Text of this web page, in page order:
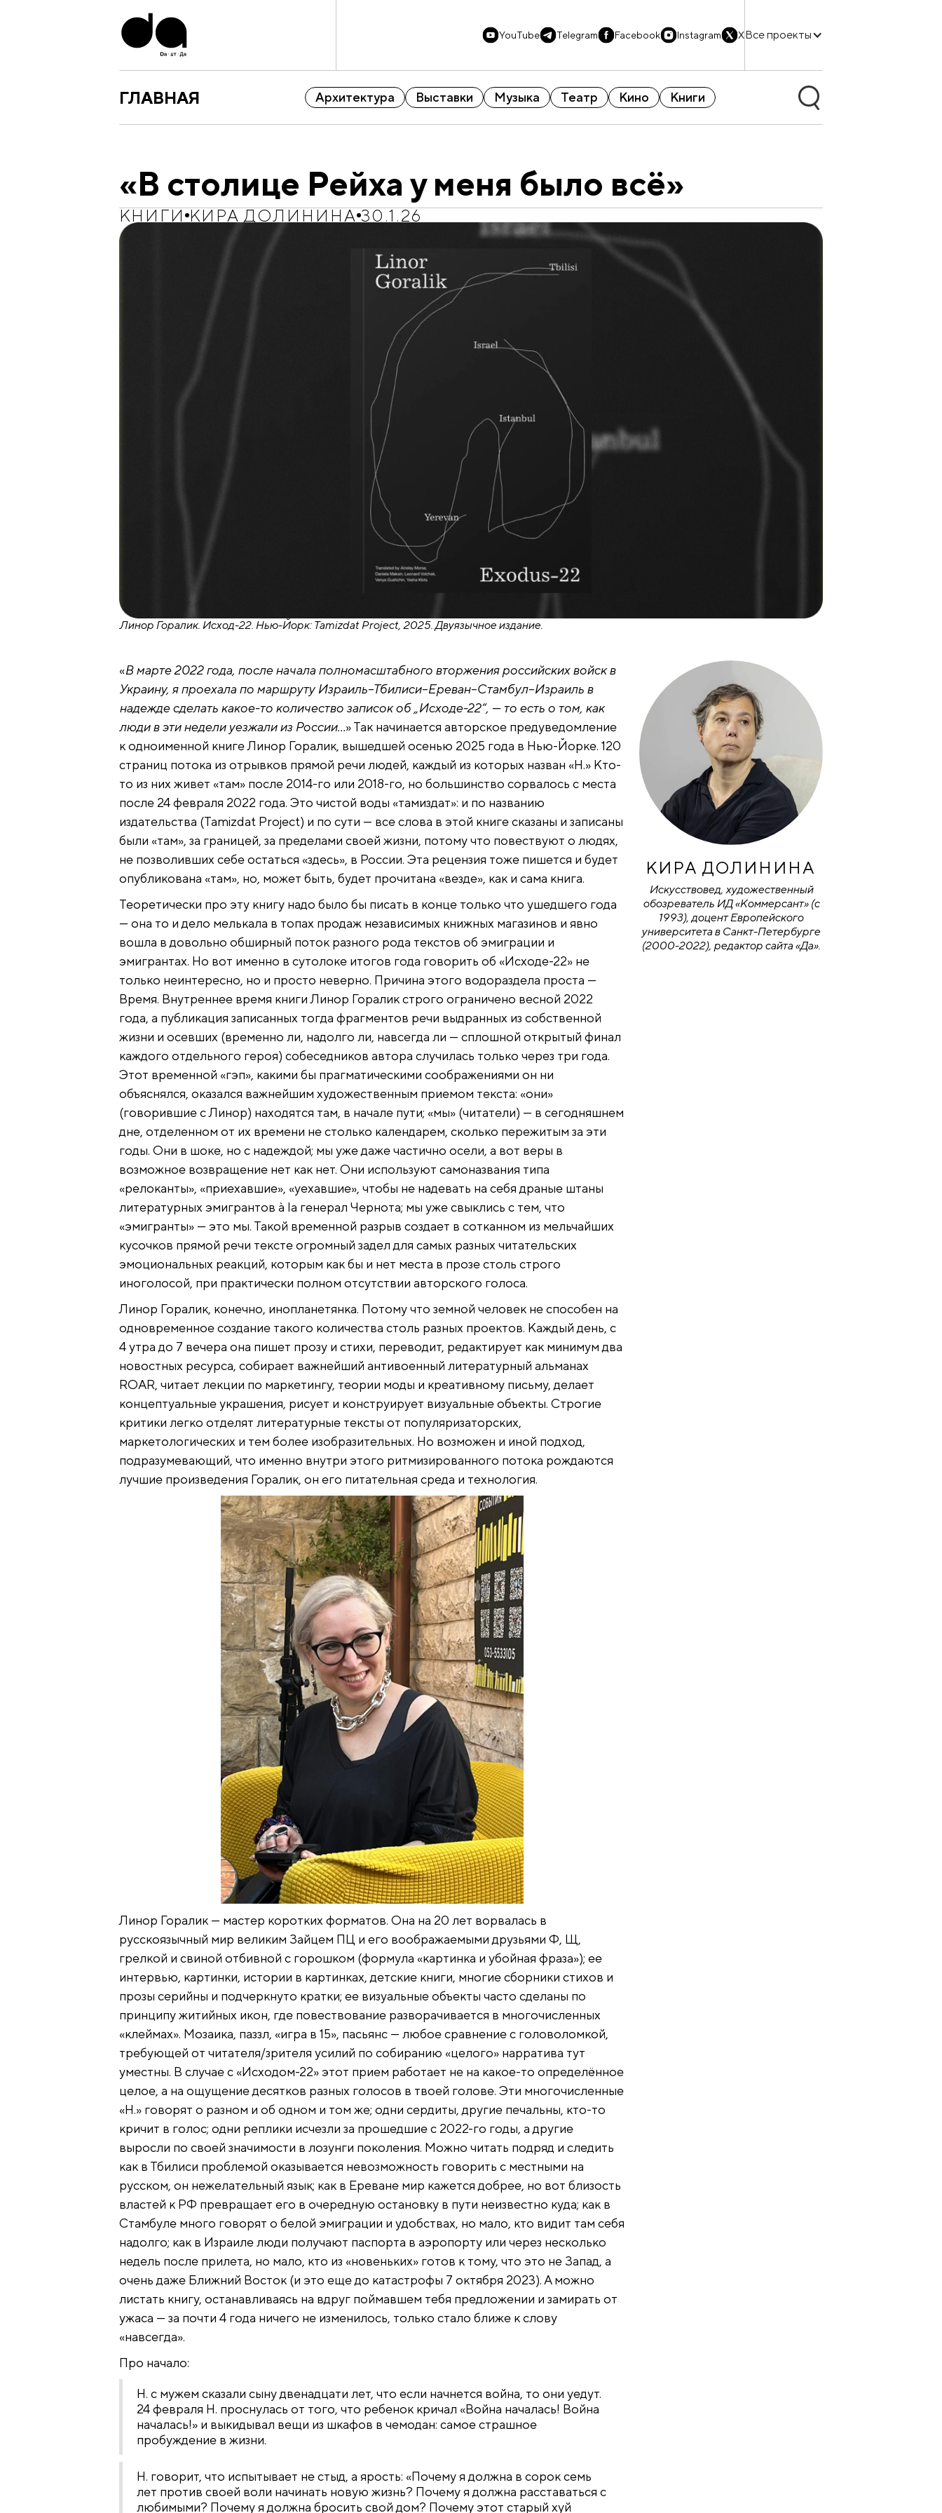
YouTube Telegram Facebook Instagram XВсе проекты
ГЛАВНАЯ Архитектура Выставки Музыка Театр Кино Книги
«В столице Рейха у меня было всё»
КНИГИ КИРА ДОЛИНИНА 30.1.26
Линор Горалик. Исход-22. Нью-Йорк: Tamizdat Project, 2025. Двуязычное издание.
«В марте 2022 года, после начала полномасштабного вторжения российских войск в
Украину, я проехала по маршруту Израиль–Тбилиси–Ереван–Стамбул–Израиль в
надежде сделать какое-то количество записок об „Исходе-22“, — то есть о том, как
люди в эти недели уезжали из России…» Так начинается авторское предуведомление
к одноименной книге Линор Горалик, вышедшей осенью 2025 года в Нью-Йорке. 120
страниц потока из отрывков прямой речи людей, каждый из которых назван «Н.» Кто-
то из них живет «там» после 2014-го или 2018-го, но большинство сорвалось с места
после 24 февраля 2022 года. Это чистой воды «тамиздат»: и по названию
издательства (Tamizdat Project) и по сути — все слова в этой книге сказаны и записаны
были «там», за границей, за пределами своей жизни, потому что повествуют о людях,
не позволивших себе остаться «здесь», в России. Эта рецензия тоже пишется и будет
опубликована «там», но, может быть, будет прочитана «везде», как и сама книга.
Теоретически про эту книгу надо было бы писать в конце только что ушедшего года
— она то и дело мелькала в топах продаж независимых книжных магазинов и явно
вошла в довольно обширный поток разного рода текстов об эмиграции и
эмигрантах. Но вот именно в сутолоке итогов года говорить об «Исходе-22» не
только неинтересно, но и просто неверно. Причина этого водораздела проста —
Время. Внутреннее время книги Линор Горалик строго ограничено весной 2022
года, а публикация записанных тогда фрагментов речи выдранных из собственной
жизни и осевших (временно ли, надолго ли, навсегда ли — сплошной открытый финал
каждого отдельного героя) собеседников автора случилась только через три года.
Этот временной «гэп», какими бы прагматическими соображениями он ни
объяснялся, оказался важнейшим художественным приемом текста: «они»
(говорившие с Линор) находятся там, в начале пути; «мы» (читатели) — в сегодняшнем
дне, отделенном от их времени не столько календарем, сколько пережитым за эти
годы. Они в шоке, но с надеждой; мы уже даже частично осели, а вот веры в
возможное возвращение нет как нет. Они используют самоназвания типа
«релоканты», «приехавшие», «уехавшие», чтобы не надевать на себя драные штаны
литературных эмигрантов à la генерал Чернота; мы уже свыклись с тем, что
«эмигранты» — это мы. Такой временной разрыв создает в сотканном из мельчайших
кусочков прямой речи тексте огромный задел для самых разных читательских
эмоциональных реакций, которым как бы и нет места в прозе столь строго
иноголосой, при практически полном отсутствии авторского голоса.
Линор Горалик, конечно, инопланетянка. Потому что земной человек не способен на
одновременное создание такого количества столь разных проектов. Каждый день, с
4 утра до 7 вечера она пишет прозу и стихи, переводит, редактирует как минимум два
новостных ресурса, собирает важнейший антивоенный литературный альманах
ROAR, читает лекции по маркетингу, теории моды и креативному письму, делает
концептуальные украшения, рисует и конструирует визуальные объекты. Строгие
критики легко отделят литературные тексты от популяризаторских,
маркетологических и тем более изобразительных. Но возможен и иной подход,
подразумевающий, что именно внутри этого ритмизированного потока рождаются
лучшие произведения Горалик, он его питательная среда и технология.
Линор Горалик — мастер коротких форматов. Она на 20 лет ворвалась в
русскоязычный мир великим Зайцем ПЦ и его воображаемыми друзьями Ф, Щ,
грелкой и свиной отбивной с горошком (формула «картинка и убойная фраза»); ее
интервью, картинки, истории в картинках, детские книги, многие сборники стихов и
прозы серийны и подчеркнуто кратки; ее визуальные объекты часто сделаны по
принципу житийных икон, где повествование разворачивается в многочисленных
«клеймах». Мозаика, паззл, «игра в 15», пасьянс — любое сравнение с головоломкой,
требующей от читателя/зрителя усилий по собиранию «целого» нарратива тут
уместны. В случае с «Исходом-22» этот прием работает не на какое-то определённое
целое, а на ощущение десятков разных голосов в твоей голове. Эти многочисленные
«Н.» говорят о разном и об одном и том же; одни сердиты, другие печальны, кто-то
кричит в голос; одни реплики исчезли за прошедшие с 2022-го годы, а другие
выросли по своей значимости в лозунги поколения. Можно читать подряд и следить
как в Тбилиси проблемой оказывается невозможность говорить с местными на
русском, он нежелательный язык; как в Ереване мир кажется добрее, но вот близость
властей к РФ превращает его в очередную остановку в пути неизвестно куда; как в
Стамбуле много говорят о белой эмиграции и удобствах, но мало, кто видит там себя
надолго; как в Израиле люди получают паспорта в аэропорту или через несколько
недель после прилета, но мало, кто из «новеньких» готов к тому, что это не Запад, а
очень даже Ближний Восток (и это еще до катастрофы 7 октября 2023). А можно
листать книгу, останавливаясь на вдруг поймавшем тебя предложении и замирать от
ужаса — за почти 4 года ничего не изменилось, только стало ближе к слову
«навсегда».
Про начало:
Н. с мужем сказали сыну двенадцати лет, что если начнется война, то они уедут.
24 февраля Н. проснулась от того, что ребенок кричал «Война началась! Война
началась!» и выкидывал вещи из шкафов в чемодан: самое страшное
пробуждение в жизни.
Н. говорит, что испытывает не стыд, а ярость: «Почему я должна в сорок семь
лет против своей воли начинать новую жизнь? Почему я должна расставаться с
любимыми? Почему я должна бросить свой дом? Почему этот старый хуй
КИРА ДОЛИНИНА
Искусствовед, художественный
обозреватель ИД «Коммерсант» (с
1993), доцент Европейского
университета в Санкт-Петербурге
(2000-2022), редактор сайта «Да».